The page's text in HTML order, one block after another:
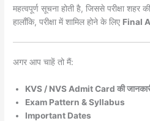
महत्वपूर्ण सूचना होती है, जिससे परीक्षा शहर
हालाँकि, परीक्षा में शामिल होने के लिए Final
अगर आप चाहें तो मैं:
KVS / NVS Admit Card की
Exam Pattern & Syllabus
Important Dates